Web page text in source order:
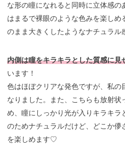
な形の瞳になれると同時に立体感
はまるで裸眼のような色みを楽しめ
のまま大きくしたようなナチュラ
内側は瞳をキラキラとした質感に見
います！
色はほぼクリアな発色ですが、私の
なりました。また、こちらも放射状
め、瞳にしっかり光が入りキラキラ
のためナチュラルだけど、どこか儚
を楽しめます♡